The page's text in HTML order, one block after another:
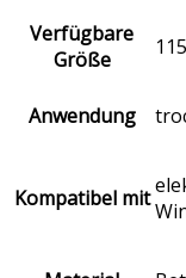
Verfügbare
Größe
Anwendung
Kompatibel mit